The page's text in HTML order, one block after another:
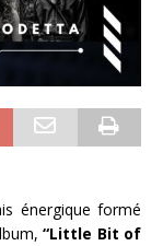
énergique formé
“Little Bit of